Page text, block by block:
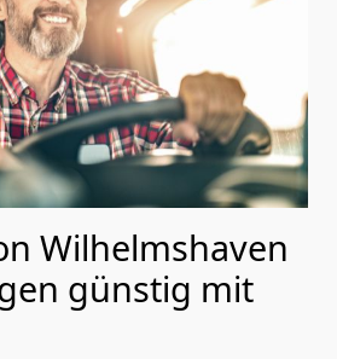
Wilhelmshaven
günstig mit